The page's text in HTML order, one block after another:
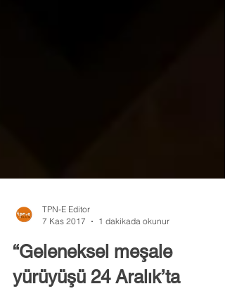
TPN-E Editor
7 Kas 2017
1 dakikada okunur